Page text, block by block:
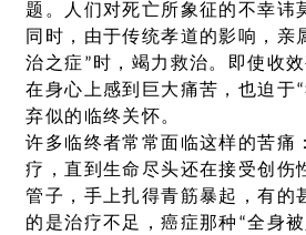
题。人们对死亡所象征的不幸讳
同时，由于传统孝道的影响，亲
治之症”时，竭力救治。即使收
在身心上感到巨大痛苦，也迫于
弃似的临终关怀。
许多临终者常常面临这样的苦痛
疗，直到生命尽头还在接受创伤
管子，手上扎得青筋暴起，有的
的是治疗不足，癌症那种“全身